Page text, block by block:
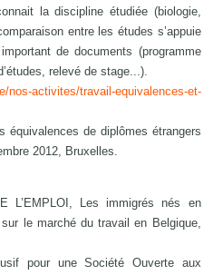
la discipline étudiée (biologie,
entre les études s’appuie
de documents (programme
relevé de stage...).
nos-activites/travail-equivalences-et-
de diplômes étrangers
2012, Bruxelles.
L’EMPLOI, Les immigrés nés en
sur le marché du travail en Belgique,
pour une Société Ouverte aux